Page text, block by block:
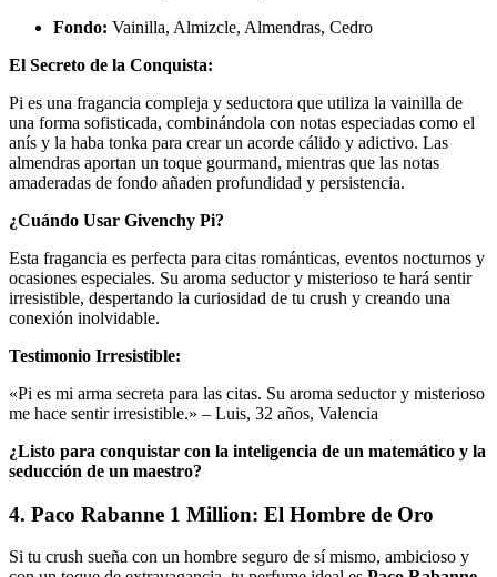
Fondo: Vainilla, Almizcle, Almendras, Cedro
El Secreto de la Conquista:
Pi es una fragancia compleja y seductora que utiliza la vainilla de
una forma sofisticada, combinándola con notas especiadas como el
anís y la haba tonka para crear un acorde cálido y adictivo. Las
almendras aportan un toque gourmand, mientras que las notas
amaderadas de fondo añaden profundidad y persistencia.
¿Cuándo Usar Givenchy Pi?
Esta fragancia es perfecta para citas románticas, eventos nocturnos y
ocasiones especiales. Su aroma seductor y misterioso te hará sentir
irresistible, despertando la curiosidad de tu crush y creando una
conexión inolvidable.
Testimonio Irresistible:
«Pi es mi arma secreta para las citas. Su aroma seductor y misterioso
me hace sentir irresistible.» – Luis, 32 años, Valencia
¿Listo para conquistar con la inteligencia de un matemático y la
seducción de un maestro?
4. Paco Rabanne 1 Million: El Hombre de Oro
Si tu crush sueña con un hombre seguro de sí mismo, ambicioso y